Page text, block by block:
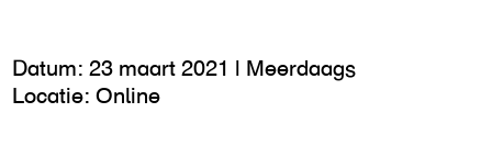
Datum: 23 maart 2021 | Meerdaags
Locatie: Online